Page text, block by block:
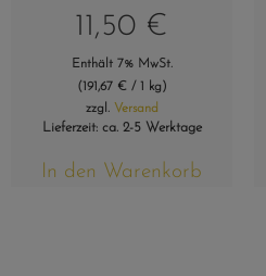
11,50 €
Enthält 7% MwSt.
(191,67 € / 1 kg)
zzgl. Versand
Lieferzeit: ca. 2-5 Werktage
In den Warenkorb